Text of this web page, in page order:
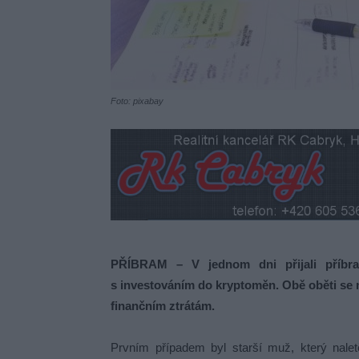
Foto: pixabay
PŘÍBRAM – V jednom dni přijali
s investováním do kryptoměn. Obě oběti
finančním ztrátám.
Prvním případem byl starší muž, který